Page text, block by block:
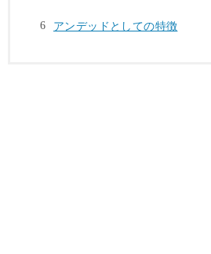
アンデッドとしての特徴